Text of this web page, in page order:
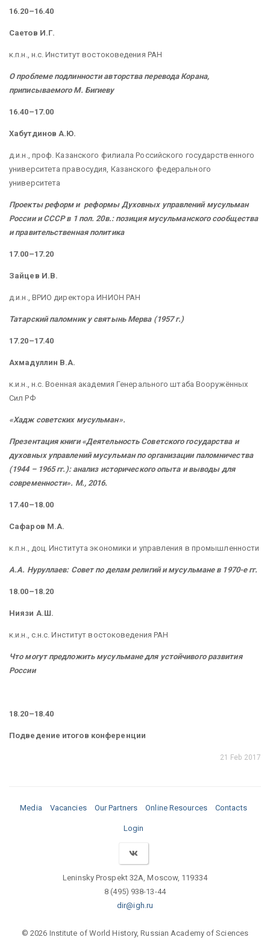
16.20–16.40
Саетов И.Г.
к.п.н., н.с. Институт востоковедения РАН
О проблеме подлинности авторства перевода Корана,
приписываемого М. Бигиеву
16.40–17.00
Хабутдинов А.Ю.
д.и.н., проф. Казанского филиала Российского государственного
университета правосудия, Казанского федерального
университета
Проекты реформ и реформы Духовных управлений мусульман
России и СССР в 1 пол. 20в.: позиция мусульманского сообщества
и правительственная политика
17.00–17.20
Зайцев И.В.
д.и.н., ВРИО директора ИНИОН РАН
Татарский паломник у святынь Мерва (1957 г.)
17.20–17.40
Ахмадуллин В.А.
к.и.н., н.с. Военная академия Генерального штаба Вооружённых
Сил РФ
«Хадж советских мусульман».
Презентация книги «Деятельность Советского государства и
духовных управлений мусульман по организации паломничества
(1944 – 1965 гг.): анализ исторического опыта и выводы для
современности». М., 2016.
17.40–18.00
Сафаров М.А.
к.п.н., доц. Института экономики и управления в промышленности
А.А. Нуруллаев: Совет по делам религий и мусульмане в 1970-е гг.
18.00–18.20
Ниязи А.Ш.
к.и.н., с.н.с. Институт востоковедения РАН
Что могут предложить мусульмане для устойчивого развития
России
18.20–18.40
Подведение итогов конференции
21 Feb 2017
Media Vacancies Our Partners Online Resources Contacts
Login
Leninsky Prospekt 32A, Moscow, 119334
8 (495) 938-13-44
dir@igh.ru
© 2026 Institute of World History, Russian Academy of Sciences